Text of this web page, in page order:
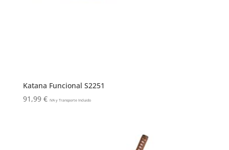
Katana Funcional S2251
91,99 € IVA y Transporte Incluido